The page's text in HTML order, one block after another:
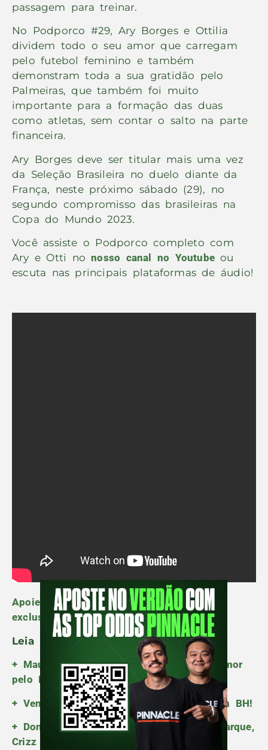
passagem para treinar.
No Podporco #29, Ary Borges e Ottilia
dividem todo o seu amor que carregam
pelo futebol feminino e também
demonstram toda a sua gratidão pelo
Palmeiras, que também foi muito
importante para a formação das duas
como atletas, sem contar o salto na parte
financeira.
Ary Borges deve ser titular mais uma vez
da Seleção Brasileira no duelo diante da
França, neste próximo sábado (29), no
segundo compromisso das brasileiras na
Copa do Mundo 2023.
Você assiste o Podporco completo com
Ary e Otti no nosso canal no Youtubeou
escuta nas principais plataformas de áudio!
Apoie o Podporco e ganhe benefícios
exclusivosdo nosso podcast!
Leia Mais:
+ Mauro e Panda, família Beting exalta amor
pelo Palmeiras no Podporco
+ Venha para a Fan Cast do Podporco em BH!
+ Donos de bares da região do Allianz Parque,
Crizz e Thiago Galhardo vão ao Podporco